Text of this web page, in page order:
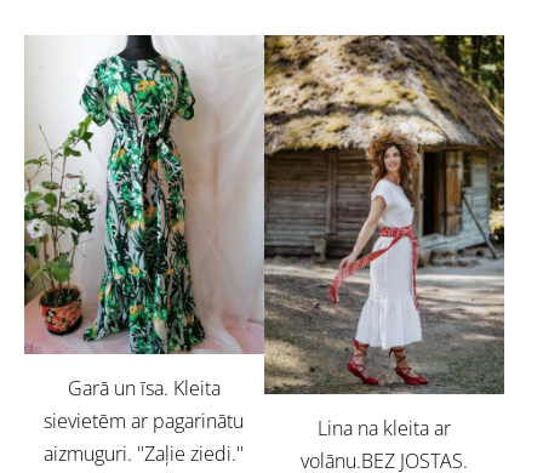
Garā un īsa. Kleita
sievietēm ar pagarinātu
aizmuguri. ''Zaļie ziedi.''
Lina na kleita ar
volānu.BEZ JOSTAS.